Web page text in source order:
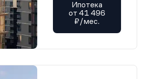
Ипотека
от 41 496
₽/мес.